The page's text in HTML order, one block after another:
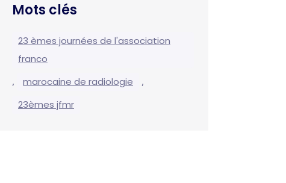
Mots clés
23 èmes journées de l'association
franco
, marocaine de radiologie ,
23èmes jfmr